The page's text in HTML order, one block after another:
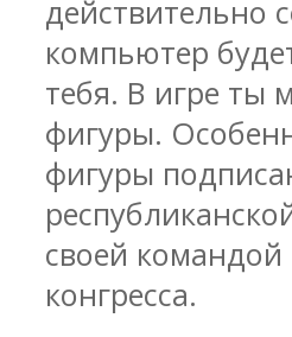
действительно
компьютер
тебя. В игре ты
фигуры.
фигуры
своей командой
конгресса.